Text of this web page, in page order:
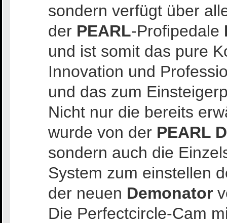
sondern verfügt über
der PEARL-Profipedale
und ist somit das pure
Innovation und
und das zum
Nicht nur die bereits
wurde von der PEARL
sondern auch die
System zum einstellen
der neuen Demonator
Die Perfectcircle-Cam